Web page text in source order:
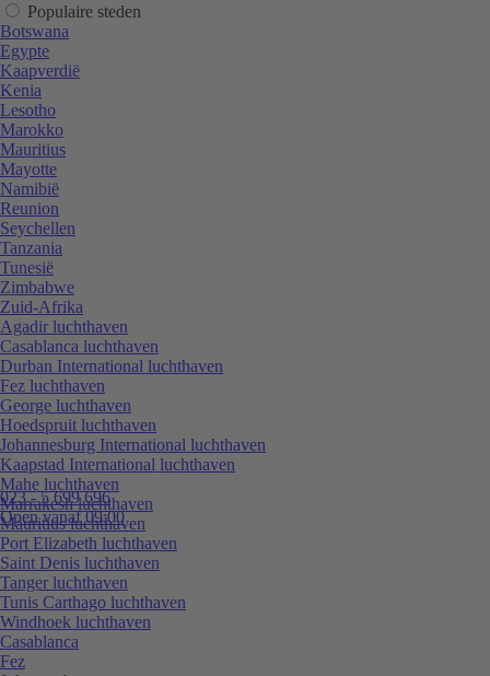
023 - 5 699 696
Open vanaf 09:00
Populaire steden
Botswana
Egypte
Kaapverdië
Kenia
Lesotho
Marokko
Mauritius
Mayotte
Namibië
Reunion
Seychellen
Tanzania
Tunesië
Zimbabwe
Zuid-Afrika
Agadir luchthaven
Casablanca luchthaven
Durban International luchthaven
Fez luchthaven
George luchthaven
Hoedspruit luchthaven
Johannesburg International luchthaven
Kaapstad International luchthaven
Mahe luchthaven
Marrakesh luchthaven
Mauritius luchthaven
Port Elizabeth luchthaven
Saint Denis luchthaven
Tanger luchthaven
Tunis Carthago luchthaven
Windhoek luchthaven
Casablanca
Fez